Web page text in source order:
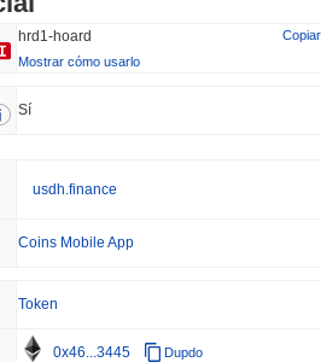
hrd1-hoard
Copiar
Mostrar cómo usarlo
Sí
usdh.finance
Coins Mobile App
Token
0x46...3445 Dupdo